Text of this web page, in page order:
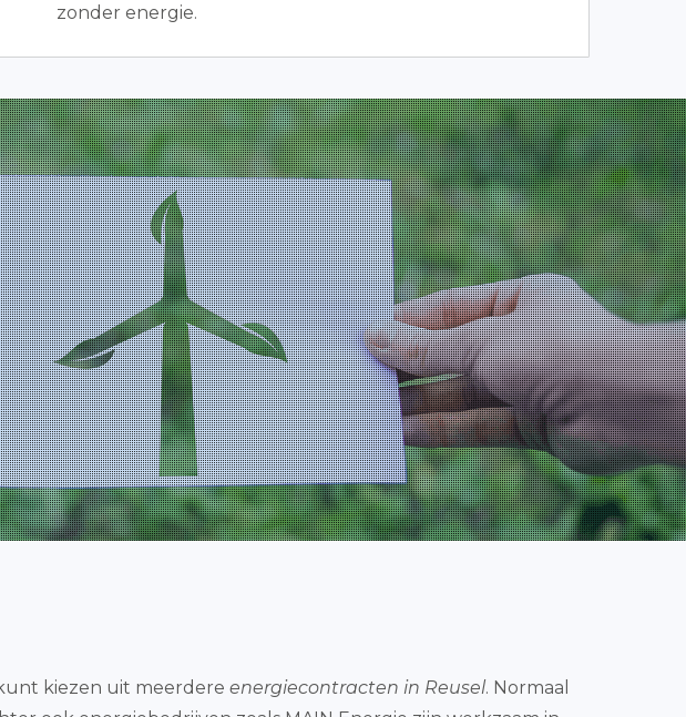
zonder energie.
kiezen uit meerdere energiecontracten in Reusel. Normaal